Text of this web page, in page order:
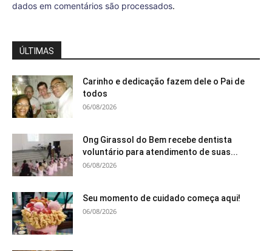
dados em comentários são processados.
ÚLTIMAS
Carinho e dedicação fazem dele o Pai de
todos
06/08/2026
Ong Girassol do Bem recebe dentista
voluntário para atendimento de suas...
06/08/2026
Seu momento de cuidado começa aqui!
06/08/2026